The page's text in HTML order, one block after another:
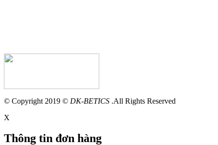
© Copyright 2019 © DK-BETICS .All Rights Reserved
X
Thông tin đơn hàng